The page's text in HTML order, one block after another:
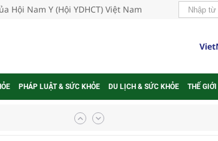
Hội Nam Y (Hội YDHCT) Việt Nam
PHÁP LUẬT & SỨC KHỎE DU LỊCH & SỨC KHỎE THẾ GIỚI